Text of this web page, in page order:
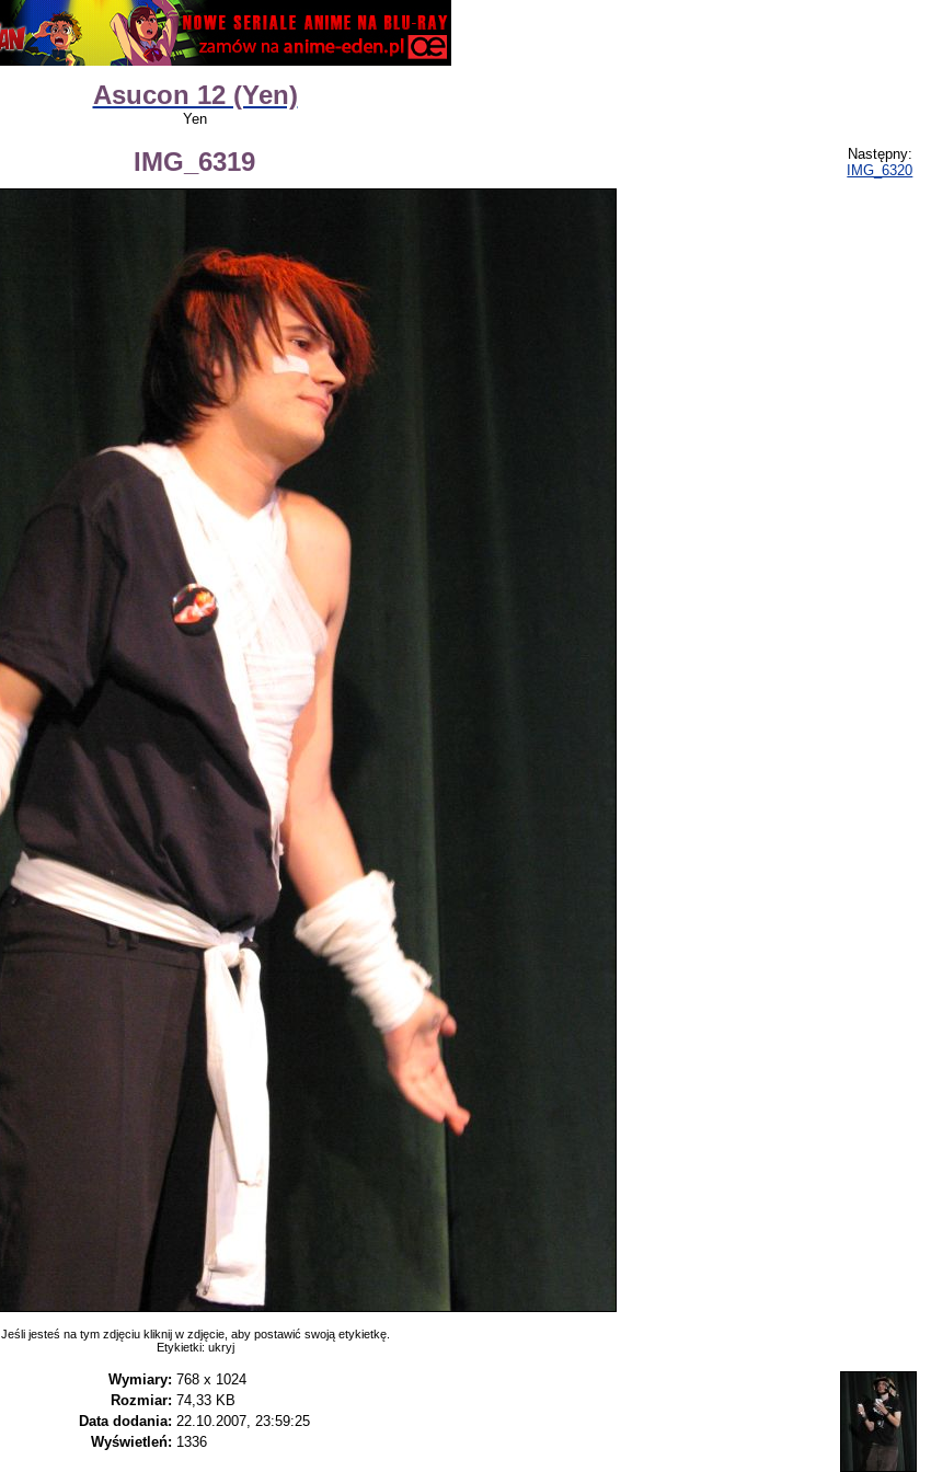
Asucon 12 (Yen)
Yen
IMG_6319
Następny:
IMG_6320
Jeśli jesteś na tym zdjęciu kliknij w zdjęcie, aby postawić swoją etykietkę.
Etykietki: ukryj
Wymiary: 768 x 1024
Rozmiar: 74,33 KB
Data dodania: 22.10.2007, 23:59:25
Wyświetleń: 1336